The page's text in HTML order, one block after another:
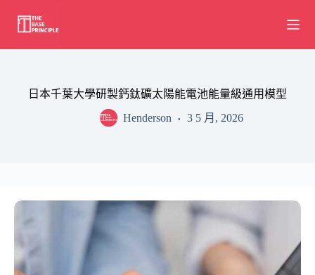
content
日本千葉大學研製鈣鈦礦太陽能電池能量級通用模型
Henderson
3 5 月, 2026